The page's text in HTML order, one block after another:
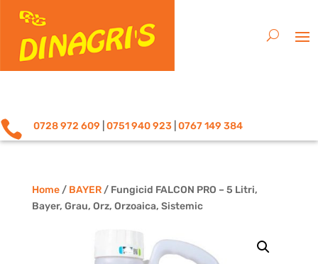
 0728 972 609 0751 940 923 0767 149 384
Home/ BAYER/ Fungicid FALCON PRO – 5 Litri,
Bayer, Grau, Orz, Orzoaica, Sistemic